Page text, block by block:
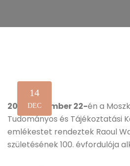
14
DEC
2012. november 22-én a
Tudományos és Tájékoztatási
emlékestet rendeztek Raoul
születésének 100. évfordulója